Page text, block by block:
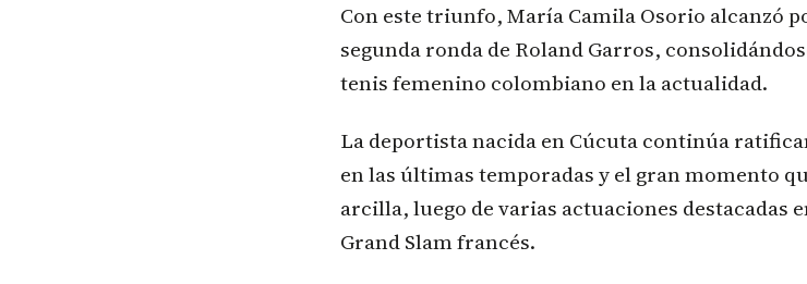
Con este triunfo, María Camila Osorio alcanzó
segunda ronda de Roland Garros,
tenis femenino colombiano en la actualidad.
La deportista nacida en Cúcuta continúa
en las últimas temporadas y el gran momento
arcilla, luego de varias actuaciones destacadas
Grand Slam francés.